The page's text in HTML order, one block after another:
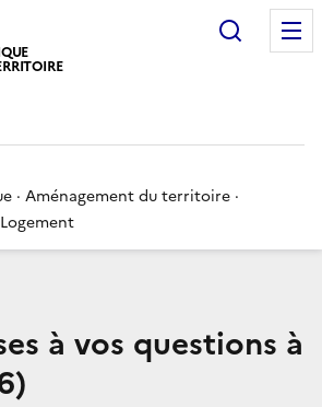
· Aménagement du territoire ·
à vos questions à